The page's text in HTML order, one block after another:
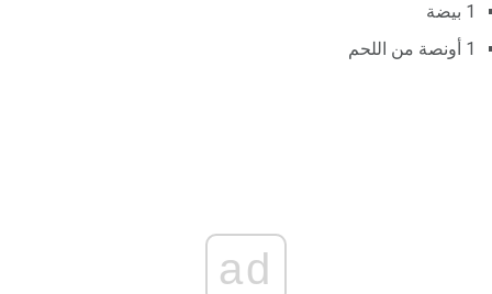
1 بيضة
1 أونصة من اللحم
ad